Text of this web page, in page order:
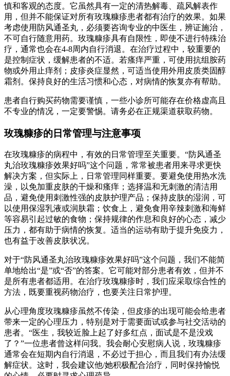
慎和客观的态度。它虽然具有一定的清热解毒、疏风解表作
用，但并不能保证对所有玫瑰糠疹患者都有治疗的效果。如果
考虑使用防风通圣丸，必须要咨询专业的中医生，辨证施治，
不可自行随意用药。玫瑰糠疹具有自限性，即使不进行特殊治
疗，通常也会在4-8周内自行消退。在治疗过程中，较重要的
是控制症状，缓解患者的不适。若瘙痒严重，可使用抗组胺药
物或外用止痒剂；皮疹炎症显然，可适当使用外用皮质类固醇
霜剂。保持良好的生活习惯和心态，对病情的恢复亦有帮助。
患者自行购买药物需要谨慎，一些小诊所可能存在价格虚高且
不专业的情况，一定要警惕。请务必在正规渠道获取药物。
玫瑰糠疹的日常管理与注意事项
在玫瑰糠疹的病程中，有效的日常管理至关重要。“防风通圣
丸治玫瑰糠疹效果好吗”这个问题，常常被患者用来寻求更快
解决方案，但实际上，日常管理同样重要。要避免使用热水洗
澡，以免加重皮肤的干燥和瘙痒；选择温和无刺激的清洁用
品，避免使用刺激性强的皮肤护理产品；保持皮肤的湿润，可
以使用保湿乳液或润肤霜；饮食上，避免食用辛辣刺激和海鲜
等容易引起过敏的食物；保持规律的作息和良好的心态，减少
压力，都有助于病情的恢复。适当的运动有助于提升免疫力，
也有益于改善皮肤状况。
对于“防风通圣丸治玫瑰糠疹效果好吗”这个问题，我们不能简
单地给出“是”或“否”的答案。它可能对部分患者有效，但并不
是所有患者都适用。在治疗玫瑰糠疹时，我们应采取综合性的
方法，既要重视药物治疗，也要关注日常护理。
从心理角度玫瑰糠疹虽然不传染，但皮疹的出现可能会给患者
带来一定的心理压力，特别是对于需要面试或参与社交活动的
患者。“医生，我较近脸上起了好多红点，面试是不是没戏
了？”一位患者曾这样问我。我会耐心安慰病人说，玫瑰糠疹
通常会在短期内自行消退，不必过于担心，而且我们有办法缓
解症状。这时，我会建议他/她积极配合治疗，同时保持愉悦